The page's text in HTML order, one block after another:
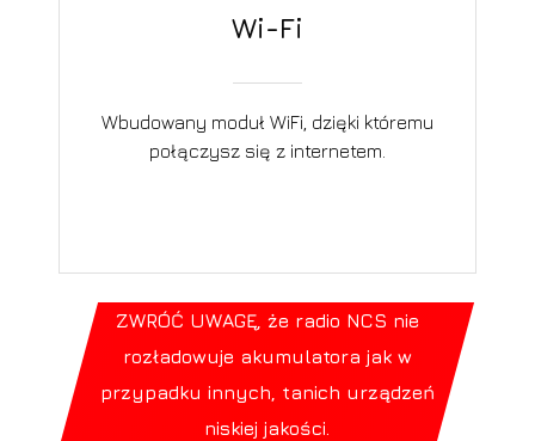
Wi-Fi
Wbudowany moduł WiFi, dzięki któremu
połączysz się z internetem.
ZWRÓĆ UWAGĘ, że radio NCS nie
rozładowuje akumulatora jak w
przypadku innych, tanich urządzeń
niskiej jakości.